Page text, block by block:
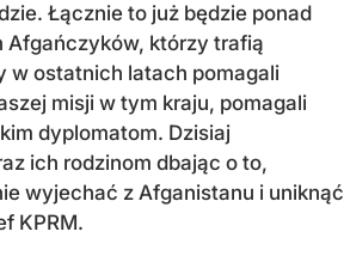
Łącznie to już będzie ponad
którzy trafią
w ostatnich latach pomagali
misji w tym kraju, pomagali
dyplomatom. Dzisiaj
ich rodzinom dbając o to,
wyjechać z Afganistanu i uniknąć
KPRM.